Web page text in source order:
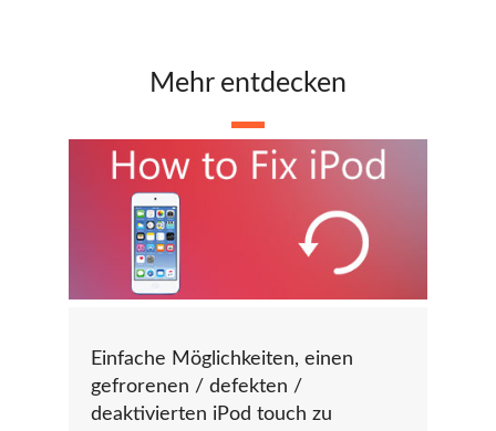
Mehr entdecken
Einfache Möglichkeiten, einen
gefrorenen / defekten /
deaktivierten iPod touch zu